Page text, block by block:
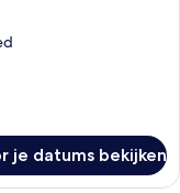
je datums bekijken